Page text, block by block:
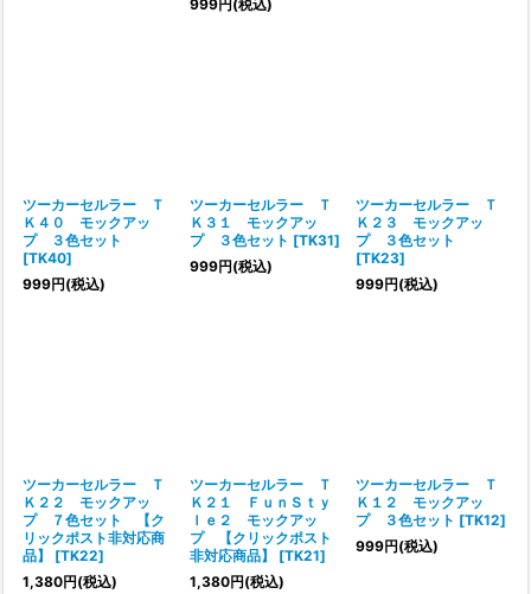
999円(税込)
ツーカーセルラー Ｔ
Ｋ４０ モックアッ
プ ３色セット
[TK40]
999円(税込)
ツーカーセルラー Ｔ
Ｋ３１ モックアッ
プ ３色セット [TK31]
999円(税込)
ツーカーセルラー Ｔ
Ｋ２３ モックアッ
プ ３色セット
[TK23]
999円(税込)
ツーカーセルラー Ｔ
Ｋ２２ モックアッ
プ ７色セット 【ク
リックポスト非対応商
品】
[TK22]
1,380円(税込)
ツーカーセルラー Ｔ
Ｋ２１ ＦｕｎＳｔｙ
ｌｅ２ モックアッ
プ 【クリックポスト
非対応商品】
[TK21]
1,380円(税込)
ツーカーセルラー Ｔ
Ｋ１２ モックアッ
プ ３色セット [TK12]
999円(税込)